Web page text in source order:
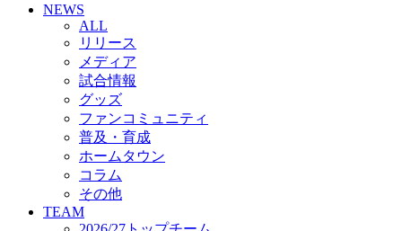
ボランティアチーム「volundeer」
ビクトリーロード
HOMEGAME
観戦ルール＆マナー
ホームゲーム運営管理規定
Jリーグ運営管理規定
写真・動画使用ガイドライン
ロートフィールド奈良
SCHEDULE
2026/27
練習見学時のファンサービスについて
TICKET
奈良クラブ明治安田J3リーグ2026/27シーズン試
NEWS
ALL
リリース
メディア
試合情報
グッズ
ファンコミュニティ
普及・育成
ホームタウン
コラム
その他
TEAM